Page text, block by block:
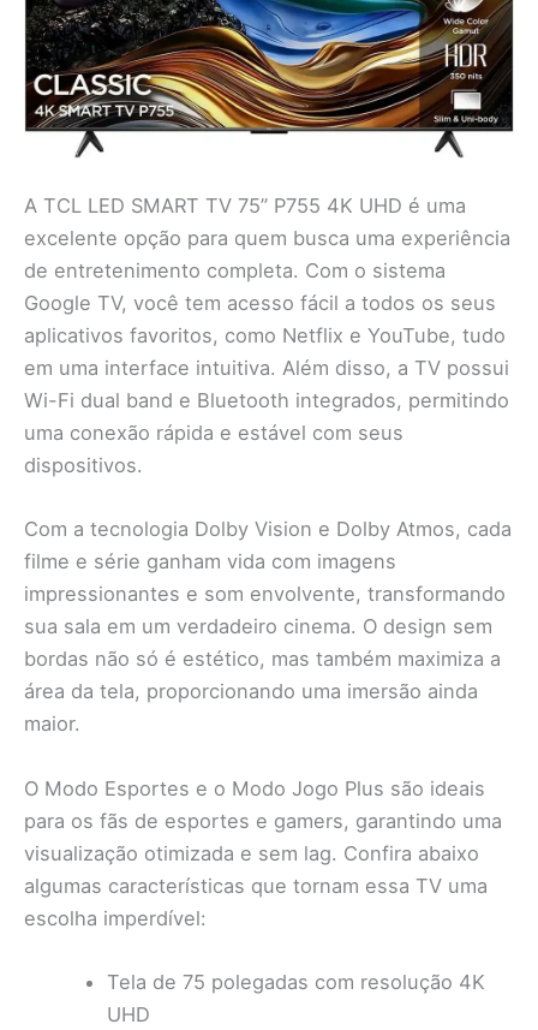
A TCL LED SMART TV 75” P755 4K UHD é uma
excelente opção para quem busca uma experiência
de entretenimento completa. Com o sistema
Google TV, você tem acesso fácil a todos os seus
aplicativos favoritos, como Netflix e YouTube, tudo
em uma interface intuitiva. Além disso, a TV possui
Wi-Fi dual band e Bluetooth integrados, permitindo
uma conexão rápida e estável com seus
dispositivos.
Com a tecnologia Dolby Vision e Dolby Atmos, cada
filme e série ganham vida com imagens
impressionantes e som envolvente, transformando
sua sala em um verdadeiro cinema. O design sem
bordas não só é estético, mas também maximiza a
área da tela, proporcionando uma imersão ainda
maior.
O Modo Esportes e o Modo Jogo Plus são ideais
para os fãs de esportes e gamers, garantindo uma
visualização otimizada e sem lag. Confira abaixo
algumas características que tornam essa TV uma
escolha imperdível:
Tela de 75 polegadas com resolução 4K
UHD